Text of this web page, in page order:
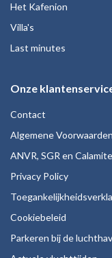
Het Kafenion
Villa's
Last minutes
Onze
Contact
Algemene Voorwaarden
ANVR, SGR en
Privacy Policy
Cookiebeleid
Parkeren bij de